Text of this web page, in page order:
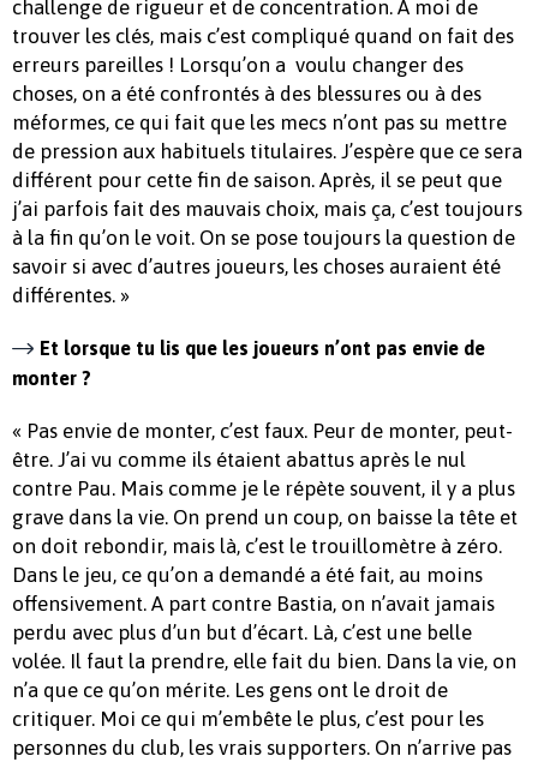
challenge de rigueur et de concentration. A moi de
trouver les clés, mais c’est compliqué quand on fait des
erreurs pareilles ! Lorsqu’on a voulu changer des
choses, on a été confrontés à des blessures ou à des
méformes, ce qui fait que les mecs n’ont pas su mettre
de pression aux habituels titulaires. J’espère que ce sera
différent pour cette fin de saison. Après, il se peut que
j’ai parfois fait des mauvais choix, mais ça, c’est toujours
à la fin qu’on le voit. On se pose toujours la question de
savoir si avec d’autres joueurs, les choses auraient été
différentes. »
Et lorsque tu lis que les joueurs n’ont pas envie de
monter ?
« Pas envie de monter, c’est faux. Peur de monter, peut-
être. J’ai vu comme ils étaient abattus après le nul
contre Pau. Mais comme je le répète souvent, il y a plus
grave dans la vie. On prend un coup, on baisse la tête et
on doit rebondir, mais là, c’est le trouillomètre à zéro.
Dans le jeu, ce qu’on a demandé a été fait, au moins
offensivement. A part contre Bastia, on n’avait jamais
perdu avec plus d’un but d’écart. Là, c’est une belle
volée. Il faut la prendre, elle fait du bien. Dans la vie, on
n’a que ce qu’on mérite. Les gens ont le droit de
critiquer. Moi ce qui m’embête le plus, c’est pour les
personnes du club, les vrais supporters. On n’arrive pas